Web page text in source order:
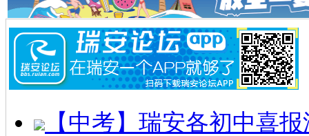
【中考】瑞安各初中喜